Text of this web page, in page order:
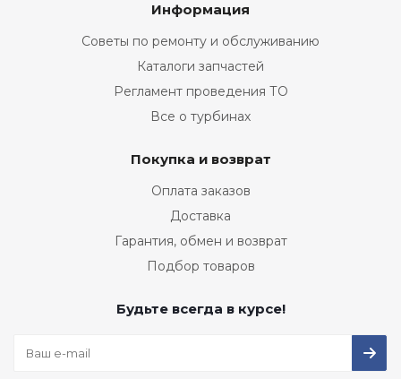
Информация
Советы по ремонту и обслуживанию
Каталоги запчастей
Регламент проведения ТО
Все о турбинах
Покупка и возврат
Оплата заказов
Доставка
Гарантия, обмен и возврат
Подбор товаров
Будьте всегда в курсе!